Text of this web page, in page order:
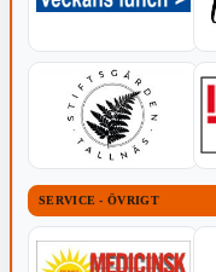
SERVICE - ÖVRIGT